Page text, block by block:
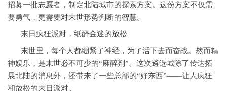
招募一批志愿者，制定北陆城市的探索方案。这份方案不仅需
要勇气，更需要对末世形势判断的智慧。
末日疯狂派对，纸醉金迷的放松
末世里，每个人都绷紧了神经，为了活下去而奋战。然而精
神娱乐，是末世必不可少的“麻醉剂”。这次遴选城除了传达拓
展北陆的消息外，还带来了一些总部的“好东西”——让人疯狂
和放松的末日派对。